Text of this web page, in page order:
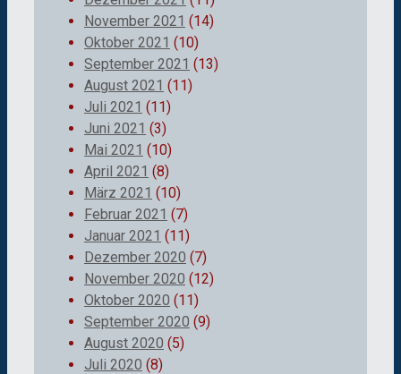
November 2021 (14)
Oktober 2021 (10)
September 2021 (13)
August 2021 (11)
Juli 2021 (11)
Juni 2021 (3)
Mai 2021 (10)
April 2021 (8)
März 2021 (10)
Februar 2021 (7)
Januar 2021 (11)
Dezember 2020 (7)
November 2020 (12)
Oktober 2020 (11)
September 2020 (9)
August 2020 (5)
Juli 2020 (8)